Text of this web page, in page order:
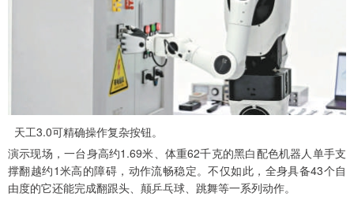
天工3.0可精确操作复杂按钮。
演示现场，一台身高约1.69米、体重62千克的黑白配色机器人单手支
撑翻越约1米高的障碍，动作流畅稳定。不仅如此，全身具备43个自
由度的它还能完成翻跟头、颠乒乓球、跳舞等一系列动作。